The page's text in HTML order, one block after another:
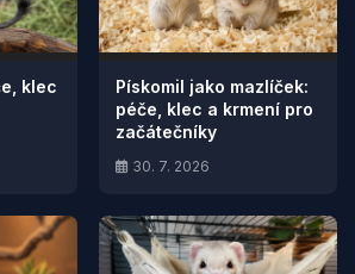
klec
Pískomil jako mazlíček:
péče, klec a krmení pro
začátečníky
30. 7. 2026